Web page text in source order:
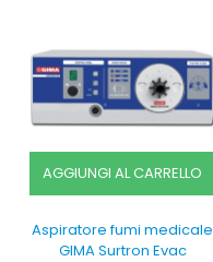
AGGIUNGI AL CARRELLO
Aspiratore fumi medicale
GIMA Surtron Evac